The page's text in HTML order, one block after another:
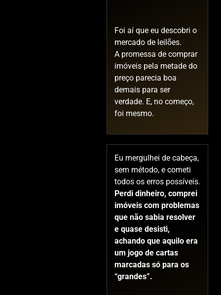
Foi aí que eu descobri o
mercado de leilões.
A promessa de comprar
imóveis pela metade do
preço parecia boa
demais para ser
verdade. E, no começo,
foi mesmo.
Eu mergulhei de cabeça,
sem método, e cometi
todos os erros possíveis.
Perdi dinheiro, comprei
imóveis com problemas
que não sabia resolver
e quase desisti,
achando que aquilo era
um jogo de cartas
marcadas só para os
“grandes”.